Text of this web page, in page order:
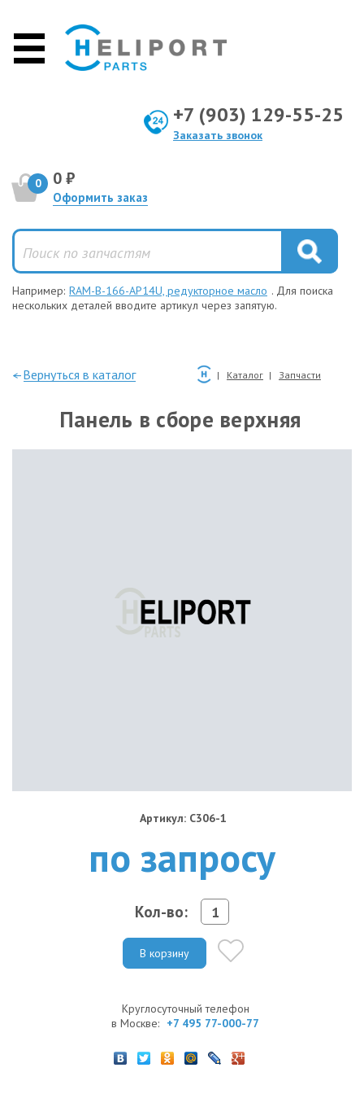
+7 (903) 129-55-25
Заказать звонок
0 0 ₽
Оформить заказ
Например: RAM-B-166-AP14U, редукторное масло . Для поиска
нескольких деталей вводите артикул через запятую.
—Вернуться в каталог Каталог Запчасти
Панель в сборе верхняя
Артикул: C306-1
по запросу
Кол-во:
В корзину
Круглосуточный телефон
в Москве: +7 495 77-000-77